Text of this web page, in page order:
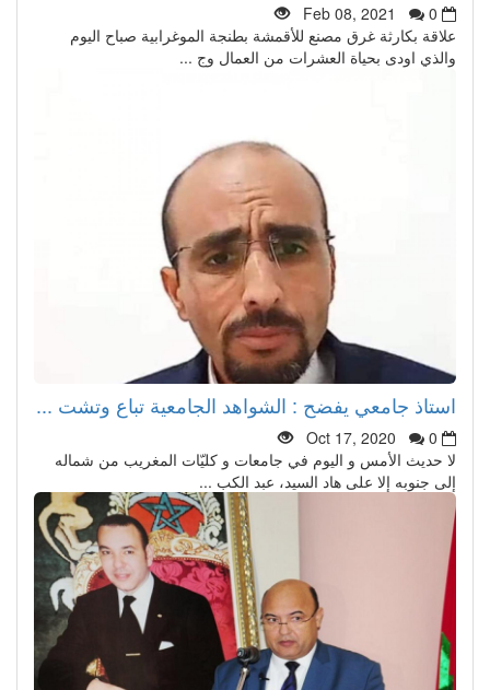
Feb 08, 2021
0
علاقة بكارثة غرق مصنع للأقمشة بطنجة الموغرابية صباح اليوم
والذي اودى بحياة العشرات من العمال وج ...
استاذ جامعي يفضح : الشواهد الجامعية تباع وتشت ...
Oct 17, 2020
0
لا حديث الأمس و اليوم في جامعات و كليّات المغريب من شماله
إلى جنوبه إلا على هاد السيد، عبد الكب ...